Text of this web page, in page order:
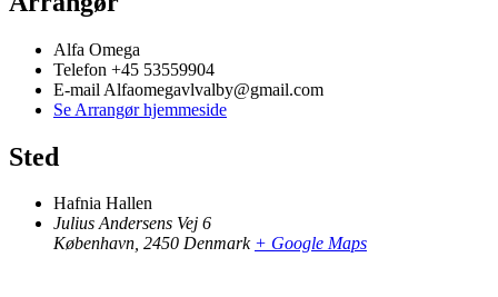
Alfa Omega
Telefon +45 53559904
E-mail Alfaomegavlvalby@gmail.com
Se Arrangør hjemmeside
Sted
Hafnia Hallen
Julius Andersens Vej 6
København, 2450 Denmark + Google Maps